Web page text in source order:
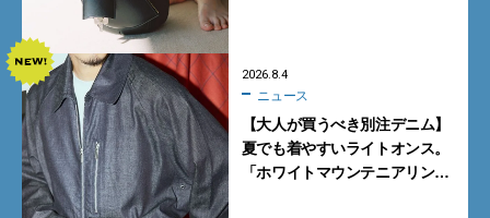
2026.8.4
ニュース
【大人が買うべき別注デニム】
夏でも着やすいライトオンス。
「ホワイトマウンテニアリン